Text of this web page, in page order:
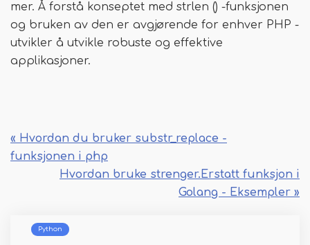
mer. Å forstå konseptet med strlen () -funksjonen
og bruken av den er avgjørende for enhver PHP -
utvikler å utvikle robuste og effektive
applikasjoner.
« Hvordan du bruker substr_replace -
funksjonen i php
Hvordan bruke strenger.Erstatt funksjon i
Golang - Eksempler »
Python